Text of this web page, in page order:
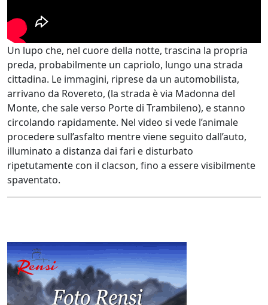
Un lupo che, nel cuore della notte, trascina la propria
preda, probabilmente un capriolo, lungo una strada
cittadina. Le immagini, riprese da un automobilista,
arrivano da Rovereto, (la strada è via Madonna del
Monte, che sale verso Porte di Trambileno), e stanno
circolando rapidamente. Nel video si vede l’animale
procedere sull’asfalto mentre viene seguito dall’auto,
illuminato a distanza dai fari e disturbato
ripetutamente con il clacson, fino a essere visibilmente
spaventato.